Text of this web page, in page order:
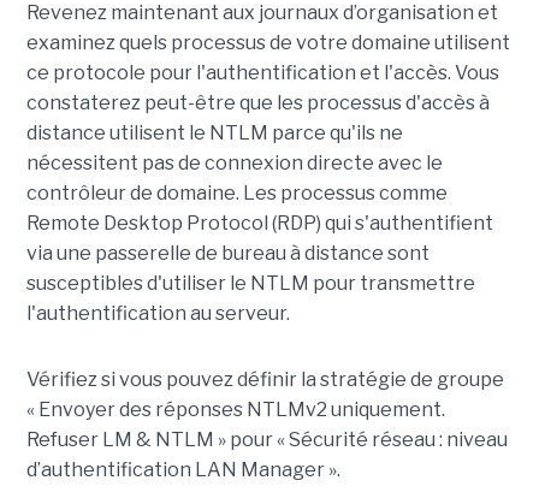
Revenez maintenant aux journaux d’organisation et
examinez quels processus de votre domaine utilisent
ce protocole pour l'authentification et l'accès. Vous
constaterez peut-être que les processus d'accès à
distance utilisent le NTLM parce qu'ils ne
nécessitent pas de connexion directe avec le
contrôleur de domaine. Les processus comme
Remote Desktop Protocol (RDP) qui s'authentifient
via une passerelle de bureau à distance sont
susceptibles d'utiliser le NTLM pour transmettre
l'authentification au serveur.
Vérifiez si vous pouvez définir la stratégie de groupe
« Envoyer des réponses NTLMv2 uniquement.
Refuser LM & NTLM » pour « Sécurité réseau : niveau
d’authentification LAN Manager ».